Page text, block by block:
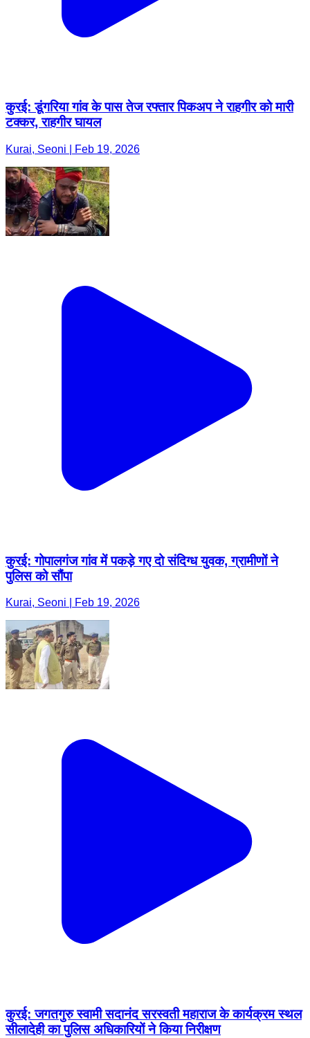
कुरई: डूंगरिया गांव के पास तेज रफ्तार पिकअप ने राहगीर को मारी
टक्कर, राहगीर घायल
Kurai, Seoni | Feb 19, 2026
कुरई: गोपालगंज गांव में पकड़े गए दो संदिग्ध युवक, ग्रामीणों ने
पुलिस को सौंपा
Kurai, Seoni | Feb 19, 2026
कुरई: जगतगुरु स्वामी सदानंद सरस्वती महाराज के कार्यक्रम स्थल
सीलादेही का पुलिस अधिकारियों ने किया निरीक्षण